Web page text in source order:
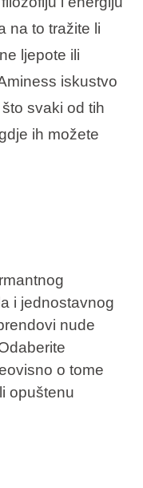
na to tražite li
ljepote ili
iskustvo
svaki od tih
ih možete
i jednostavnog
nude
o tome
opuštenu